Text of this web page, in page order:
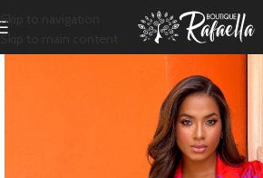
Skip to navigation
Skip to main content